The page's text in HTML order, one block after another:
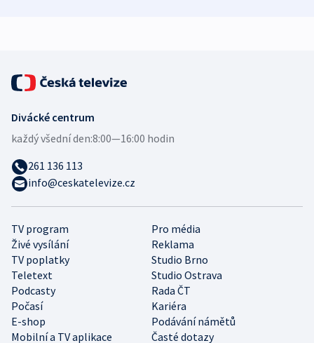
TV program
Pro média
Živé vysílání
Reklama
TV poplatky
Studio Brno
Teletext
Studio Ostrava
Podcasty
Rada ČT
Počasí
Kariéra
E-shop
Podávání námětů
Mobilní a TV aplikace
Časté dotazy
Divácké centrum
každý všední den:8:00—16:00 hodin
261 136 113
info@ceskatelevize.cz